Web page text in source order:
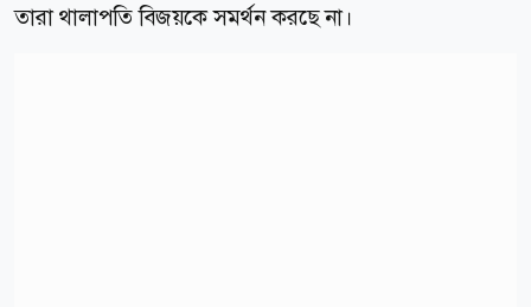
তারা থালাপতি বিজয়কে সমর্থন করছে না।